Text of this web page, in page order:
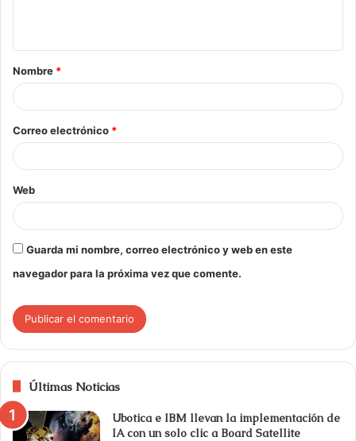
Nombre *
Correo electrónico *
Web
Guarda mi nombre, correo electrónico y web en este
navegador para la próxima vez que comente.
Últimas Noticias
Ubotica e IBM llevan la implementación de
IA con un solo clic a Board Satellite